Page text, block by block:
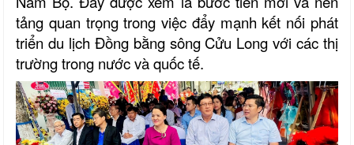
tảng quan trọng trong việc đẩy mạnh kết nối phát
triển du lịch Đồng bằng sông Cửu Long với các thị
trường trong nước và quốc tế.